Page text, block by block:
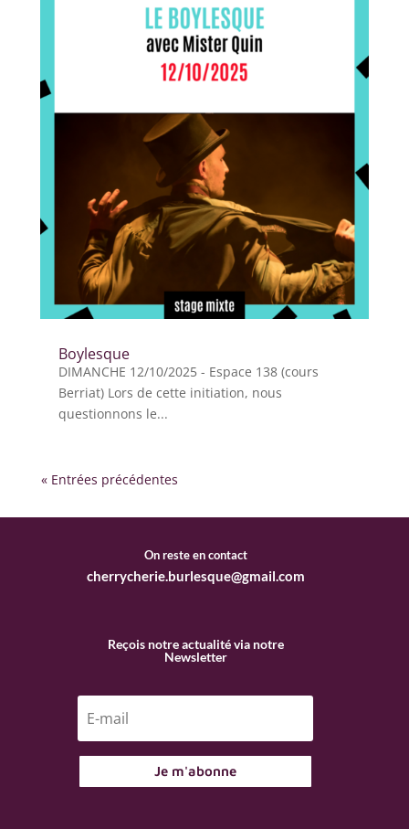
Boylesque
DIMANCHE 12/10/2025 - Espace 138 (cours
Berriat) Lors de cette initiation, nous
questionnons le...
« Entrées précédentes
On reste en contact
cherrycherie.burlesque@gmail.com
Reçois notre actualité via notre
Newsletter
Je m'abonne